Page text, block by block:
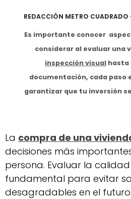
REDACCIÓN METRO CUADRADO
Es importante conocer
considerar al evaluar una
inspección visual hasta
documentación, cada paso
garantizar que tu inversión
La compra de una
decisiones más
persona. Evaluar la
fundamental para evitar
desagradables en el futuro.